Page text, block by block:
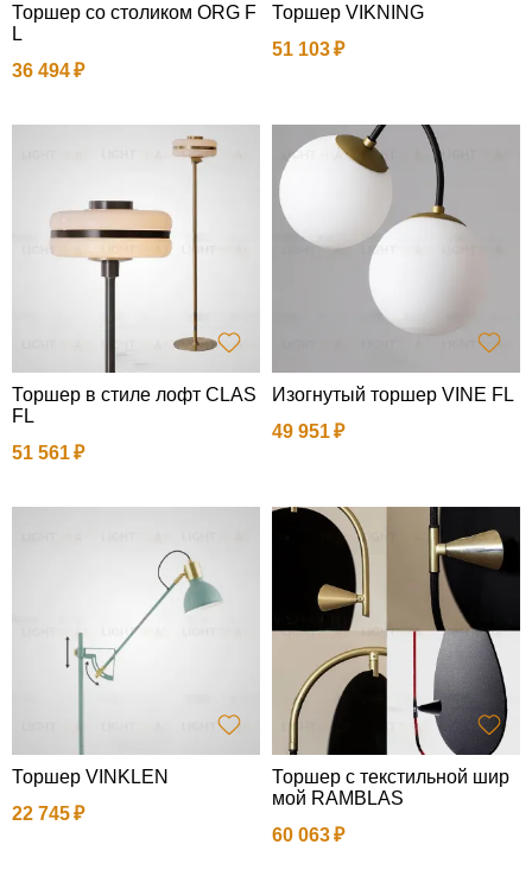
Торшер со столиком ORG F
L
36 494
Торшер VIKNING
51 103
Торшер в стиле лофт CLAS
FL
51 561
Изогнутый торшер VINE FL
49 951
Торшер VINKLEN
22 745
Торшер с текстильной шир
мой RAMBLAS
60 063